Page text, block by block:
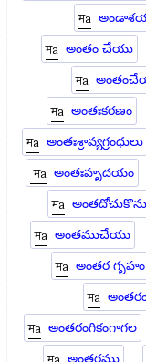
అంతం చేయు
అంతఃకరణం
అంతఃశ్రావ్యగ్రంధులు
అంతఃహృదయం
అంతదోచుకొను
అంతముచేయు
అంతర గృహం
అంతరంగికంగాగల